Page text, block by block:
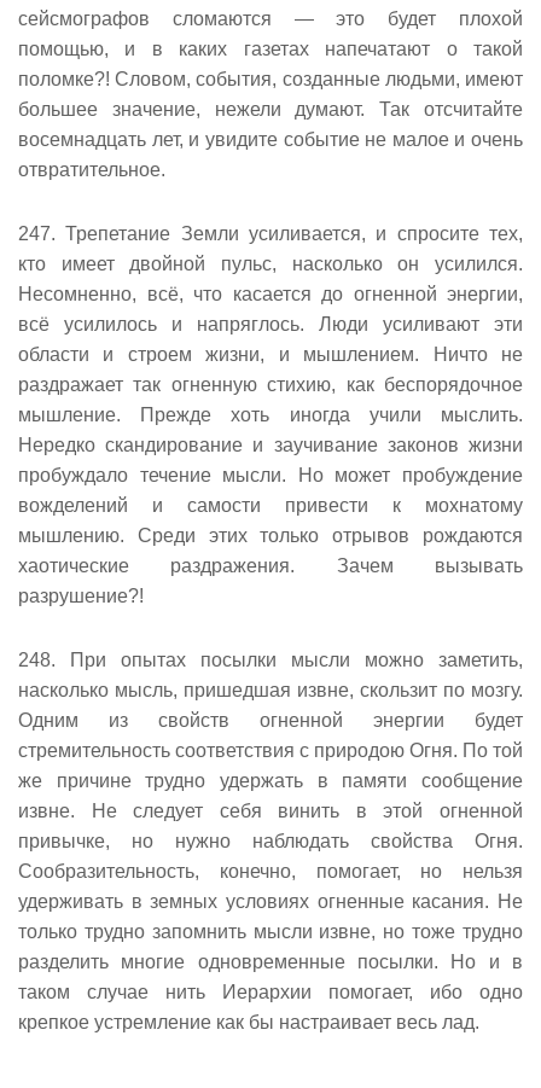
сейсмографов сломаются — это будет плохой
помощью, и в каких газетах напечатают о такой
поломке?! Словом, события, созданные людьми, имеют
большее значение, нежели думают. Так отсчитайте
восемнадцать лет, и увидите событие не малое и очень
отвратительное.
247. Трепетание Земли усиливается, и спросите тех,
кто имеет двойной пульс, насколько он усилился.
Несомненно, всё, что касается до огненной энергии,
всё усилилось и напряглось. Люди усиливают эти
области и строем жизни, и мышлением. Ничто не
раздражает так огненную стихию, как беспорядочное
мышление. Прежде хоть иногда учили мыслить.
Нередко скандирование и заучивание законов жизни
пробуждало течение мысли. Но может пробуждение
вожделений и самости привести к мохнатому
мышлению. Среди этих только отрывов рождаются
хаотические раздражения. Зачем вызывать
разрушение?!
248. При опытах посылки мысли можно заметить,
насколько мысль, пришедшая извне, скользит по мозгу.
Одним из свойств огненной энергии будет
стремительность соответствия с природою Огня. По той
же причине трудно удержать в памяти сообщение
извне. Не следует себя винить в этой огненной
привычке, но нужно наблюдать свойства Огня.
Сообразительность, конечно, помогает, но нельзя
удерживать в земных условиях огненные касания. Не
только трудно запомнить мысли извне, но тоже трудно
разделить многие одновременные посылки. Но и в
таком случае нить Иерархии помогает, ибо одно
крепкое устремление как бы настраивает весь лад.